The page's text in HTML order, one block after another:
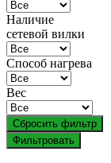
Наличие
сетевой вилки
Способ нагрева
Вес
Сбросить фильтр
Фильтровать